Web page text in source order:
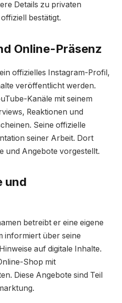
Details zu privaten
bestätigt.
Online-Präsenz
offizielles Instagram-Profil,
veröffentlicht werden.
Kanäle mit seinem
Reaktionen und
Seine offizielle
seiner Arbeit. Dort
und Angebote vorgestellt.
und
betreibt er eine eigene
informiert über seine
auf digitale Inhalte.
Shop mit
Diese Angebote sind Teil